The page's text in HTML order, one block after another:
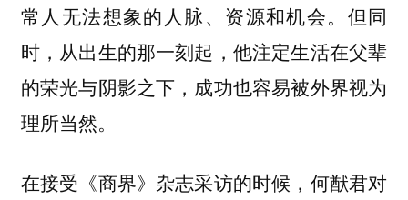
常人无法想象的人脉、资源和机会。但同
时，从出生的那一刻起，他注定生活在父辈
的荣光与阴影之下，成功也容易被外界视为
理所当然。
在接受《商界》杂志采访的时候，何猷君对